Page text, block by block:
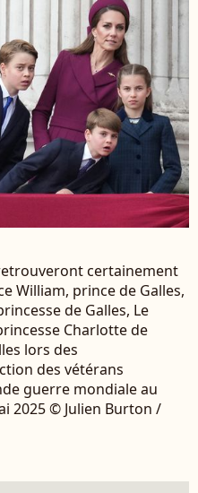
certainement
William, prince de Galles,
de Galles, Le
Charlotte de
lors des
des vétérans
guerre mondiale au
2025 © Julien Burton /